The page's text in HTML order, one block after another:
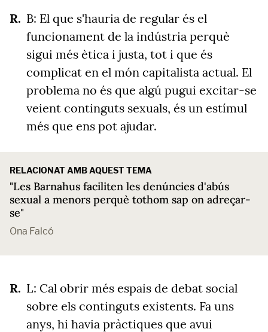
B: El que s'hauria de regular és el
funcionament de la indústria perquè
sigui més ètica i justa, tot i que és
complicat en el món capitalista actual. El
problema no és que algú pugui excitar-se
veient continguts sexuals, és un estímul
més que ens pot ajudar.
RELACIONAT AMB AQUEST TEMA
"Les Barnahus faciliten les denúncies d'abús
sexual a menors perquè tothom sap on adreçar-
se"
Ona Falcó
L: Cal obrir més espais de debat social
sobre els continguts existents. Fa uns
anys, hi havia pràctiques que avui